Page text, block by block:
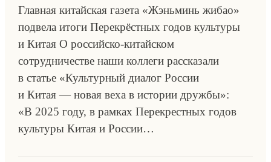
Главная китайская газета «Жэньминь жибао»
подвела итоги Перекрёстных годов культуры
и Китая О российско-китайском
сотрудничестве наши коллеги рассказали
в статье «Культурный диалог России
и Китая — новая веха в истории дружбы»:
«В 2025 году, в рамках Перекрестных годов
культуры Китая и России…